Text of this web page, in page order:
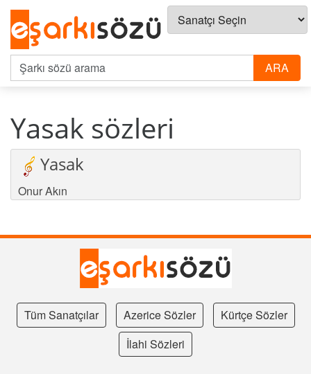
Yasak sözleri
Yasak
Onur Akın
Tüm Sanatçılar Azerice Sözler
Kürtçe Sözler
İlahi Sözleri